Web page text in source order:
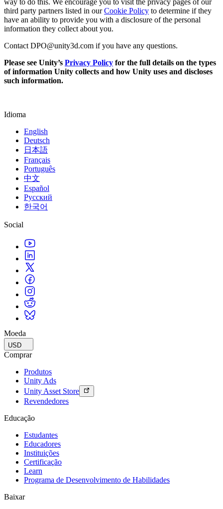
way to do this. We encourage you to visit the privacy pages of our
third party partners listed in ourCookie Policy to determine if they
have an ability to provide you with a disclosure of the personal
information they collect about you.
Contact DPO@unity3d.com if you have any questions.
Please see Unity’s Privacy Policy for the full details on the types
of information Unity collects and how Unity uses and discloses
such information.
Idioma
English
Deutsch
日本語
Français
Português
中文
Español
Русский
한국어
Social
Moeda
USD
Comprar
Produtos
Unity Ads
Unity Asset Store
Revendedores
Educação
Estudantes
Educadores
Instituições
Certificação
Learn
Programa de Desenvolvimento de Habilidades
Baixar